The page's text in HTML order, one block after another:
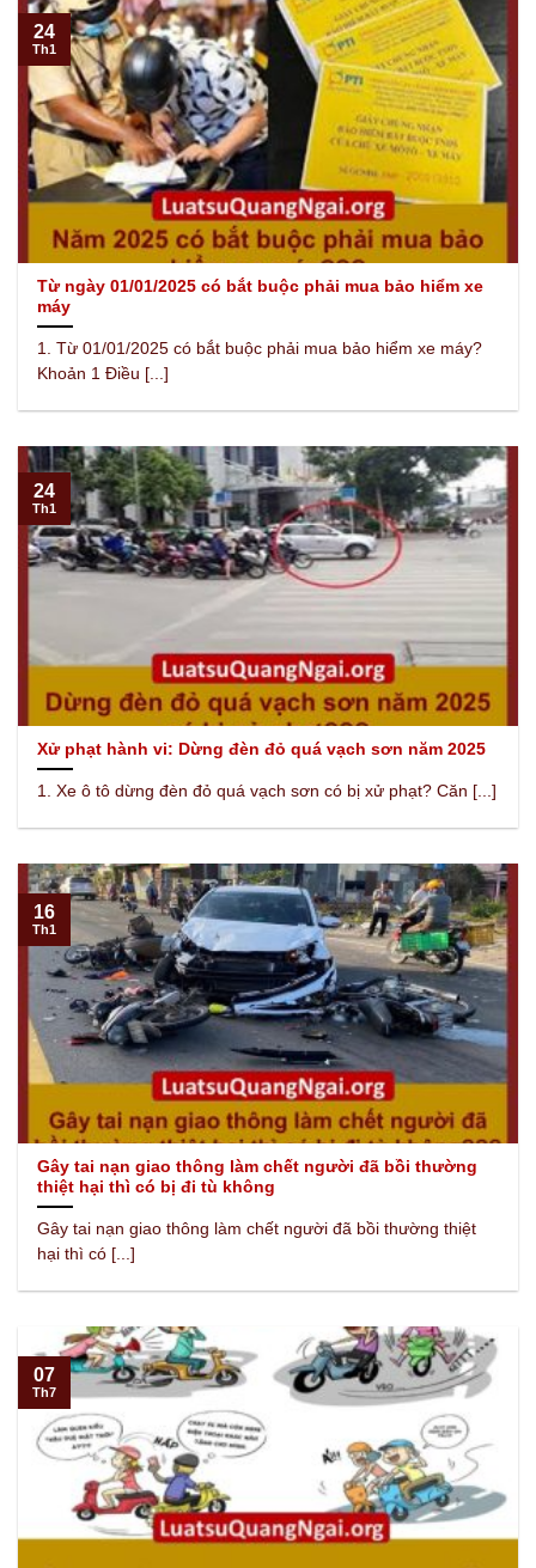
Từ ngày 01/01/2025 có bắt buộc phải mua bảo hiểm xe
máy
1. Từ 01/01/2025 có bắt buộc phải mua bảo hiểm xe máy?
Khoản 1 Điều [...]
24
Th1
Xử phạt hành vi: Dừng đèn đỏ quá vạch sơn năm 2025
1. Xe ô tô dừng đèn đỏ quá vạch sơn có bị xử phạt? Căn [...]
24
Th1
Gây tai nạn giao thông làm chết người đã bồi thường
thiệt hại thì có bị đi tù không
Gây tai nạn giao thông làm chết người đã bồi thường thiệt
hại thì có [...]
16
Th1
07
Th7